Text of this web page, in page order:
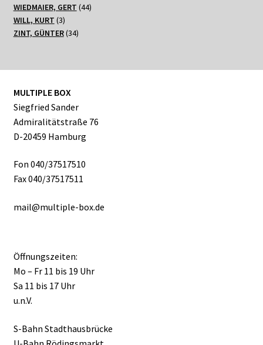
Produkte
WIEDMAIER, GERT 4444
WILL, KURT 33
Produkte
ZINT, GÜNTER 3434
MULTIPLE BOX
Siegfried Sander
Admiralitätstraße 76
D-20459 Hamburg
Fon 040/37517510
Fax 040/37517511
mail@multiple-box.de
Öffnungszeiten:
Mo – Fr 11 bis 19 Uhr
Sa 11 bis 17 Uhr
u.n.V.
S-Bahn Stadthausbrücke